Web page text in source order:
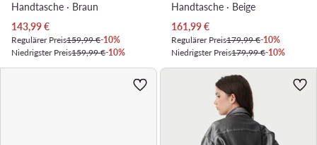
Handtasche · Braun
Aktueller Preis
143,99€
Regulärer Preis159,99 €-10%
Niedrigster Preis159,99 €-10%
Handtasche · Beige
Aktueller Preis
161,99€
Regulärer Preis179,99 €-10%
Niedrigster Preis179,99 €-10%